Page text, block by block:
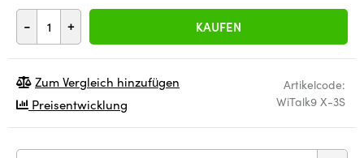
- + KAUFEN
Artikelcode:
WiTalk9 X-3S
Zum Vergleich hinzufügen
Preisentwicklung